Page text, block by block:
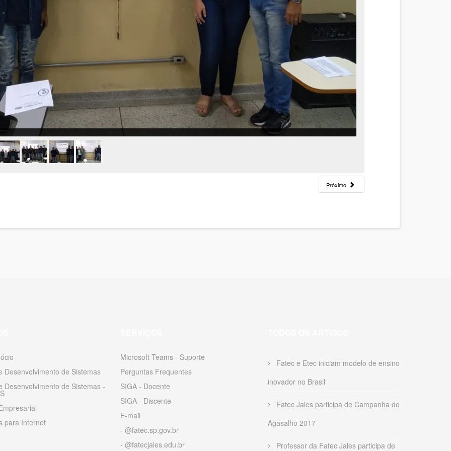
Próximo
Desenvolvimento de Sistemas
Desenvolvimento de Sistemas -
para Internet
Microsoft Teams - Suporte
Perguntas Frequentes
SIGA - Docente
SIGA - Discente
E-mail
- @fatec.sp.gov.br
- @fatecjales.edu.br
Fatec e Etec iniciam modelo de ensino
inovador no Brasil
Fatec Jales participa de Campanha do
Agasalho 2017
Professor da Fatec Jales participa de